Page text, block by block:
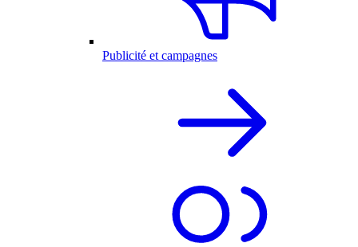
Publicité et campagnes